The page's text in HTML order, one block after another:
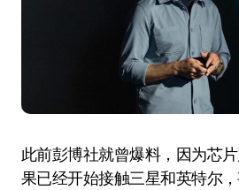
此前彭博社就曾爆料，因为芯
果已经开始接触三星和英特尔